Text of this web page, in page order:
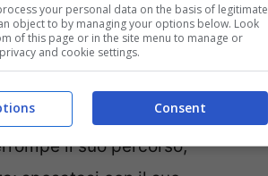
il suo percorso,
your personal data on the basis of legitimate
object to by managing your options below. Look
of this page or in the site menu to manage or
and cookie settings.
Consent